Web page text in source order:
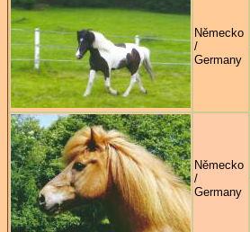
Německo
/
Germany
Německo
/
Germany